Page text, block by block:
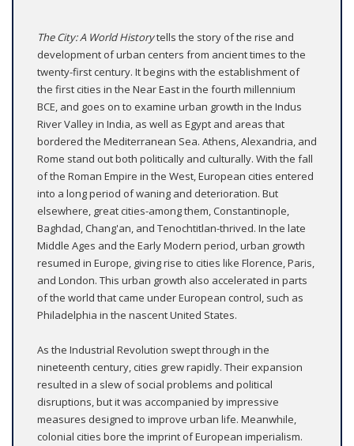
The City: A World Historytells the story of the rise and
development of urban centers from ancient times to the
twenty-first century. It begins with the establishment of
the first cities in the Near East in the fourth millennium
BCE, and goes on to examine urban growth in the Indus
River Valley in India, as well as Egypt and areas that
bordered the Mediterranean Sea. Athens, Alexandria, and
Rome stand out both politically and culturally. With the fall
of the Roman Empire in the West, European cities entered
into a long period of waning and deterioration. But
elsewhere, great cities-among them, Constantinople,
Baghdad, Chang'an, and Tenochtitlan-thrived. In the late
Middle Ages and the Early Modern period, urban growth
resumed in Europe, giving rise to cities like Florence, Paris,
and London. This urban growth also accelerated in parts
of the world that came under European control, such as
Philadelphia in the nascent United States.
As the Industrial Revolution swept through in the
nineteenth century, cities grew rapidly. Their expansion
resulted in a slew of social problems and political
disruptions, but it was accompanied by impressive
measures designed to improve urban life. Meanwhile,
colonial cities bore the imprint of European imperialism.